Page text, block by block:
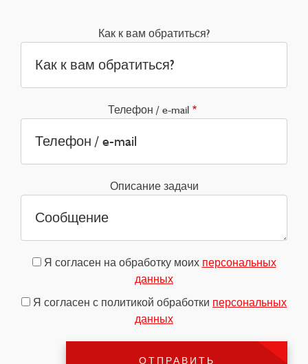
Как к вам обратиться?
Телефон / e-mail
Описание задачи
Я согласен на обработку моих персональных
данных
Я согласен с политикой обработки персональных
данных